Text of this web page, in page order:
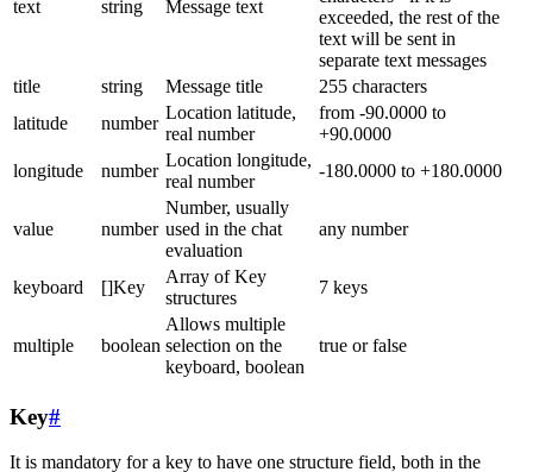
text string Message text
exceeded, the rest of the
text will be sent in
separate text messages
title
string Message title
255 characters
latitude
number
Location latitude,
real number
from -90.0000 to
+90.0000
longitude
number
Location longitude,
real number
-180.0000 to +180.0000
value number
Number, usually
used in the chat
evaluation
any number
keyboard []Key
Array of Key
structures
7 keys
multiple boolean
Allows multiple
selection on the
keyboard, boolean
true or false
Key#
It is mandatory for a key to have one structure field, both in the